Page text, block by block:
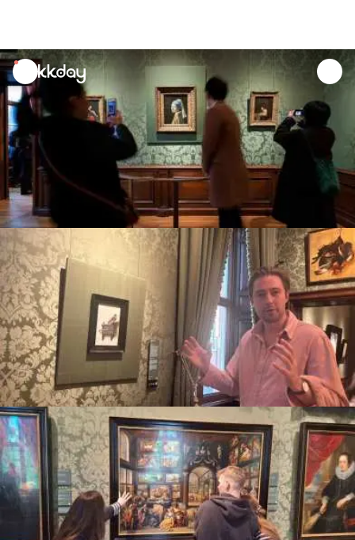
unread
notifications